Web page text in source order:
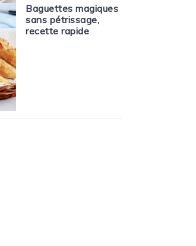
Baguettes magiques
sans pétrissage,
recette rapide